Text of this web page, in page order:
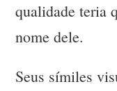
qualidade teria
nome dele.
Seus símiles